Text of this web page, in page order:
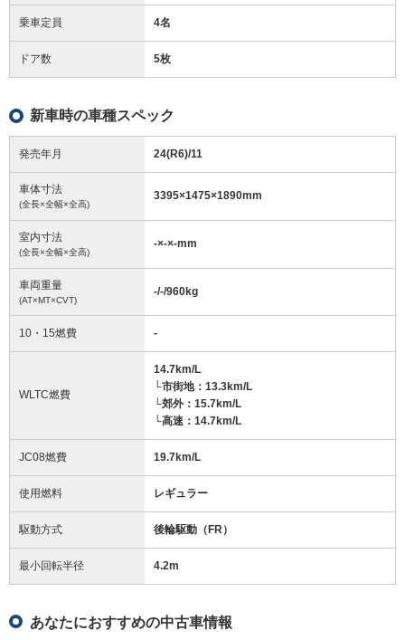
乗車定員 4名
ドア数 5枚
新車時の車種スペック
発売年月 24(R6)/11
車体寸法
(全長×全幅×全高)
3395×1475×1890mm
室内寸法
(全長×全幅×全高)
-×-×-mm
車両重量
(AT×MT×CVT)
-/-/960kg
10・15燃費 -
WLTC燃費
14.7km/L
└市街地：13.3km/L
└郊外：15.7km/L
└高速：14.7km/L
JC08燃費 19.7km/L
使用燃料 レギュラー
駆動方式 後輪駆動（FR）
最小回転半径 4.2m
あなたにおすすめの中古車情報